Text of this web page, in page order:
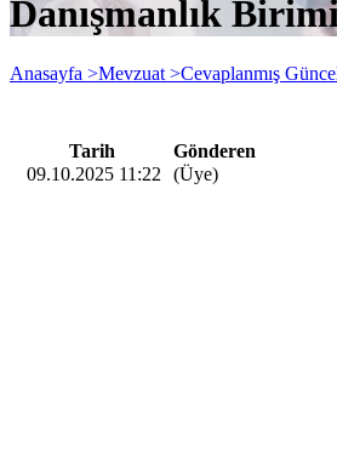
Danışmanlık
Anasayfa >Mevzuat >Cevaplanmış
Tarih
Gönderen
09.10.2025 11:22
(Üye)